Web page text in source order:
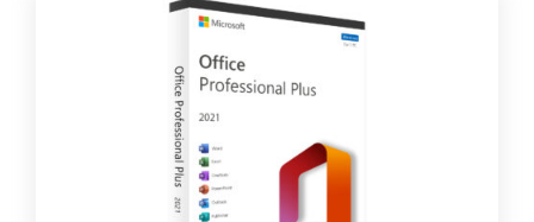
Textdokumente erstellen und bearbeiten.
Excel stellt Ihnen eine intelligente
Tabellenkalkulation zur Verfügung, mit der
Sie Informationen effizient verwalten
Dank PowerPoint können Sie dynamische